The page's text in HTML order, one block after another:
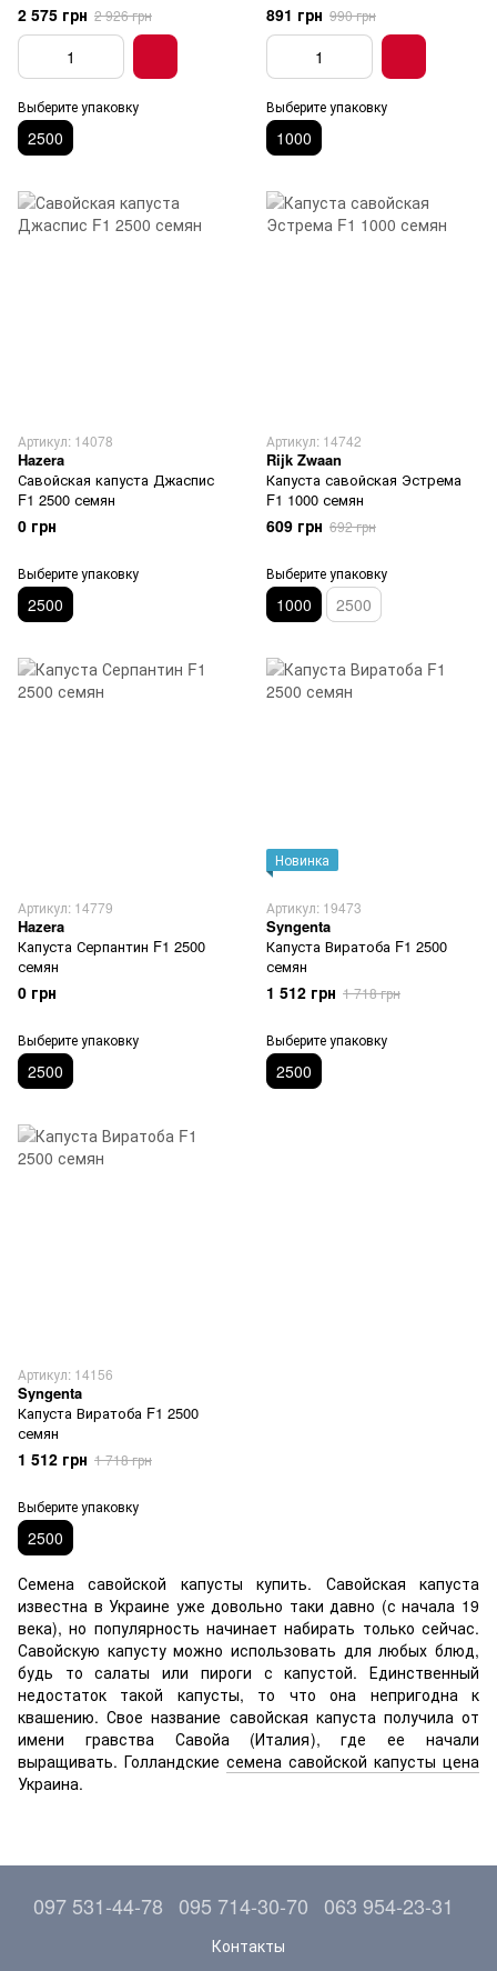
2 575 грн 2 926 грн
Выберите упаковку
2500
891 грн 990 грн
Выберите упаковку
1000
Артикул: 14078
Hazera
Савойская капуста Джаспис
F1 2500 семян
0 грн
Выберите упаковку
2500
Артикул: 14742
Rijk Zwaan
Капуста савойская Эстрема
F1 1000 семян
609 грн 692 грн
Выберите упаковку
1000 2500
Артикул: 14779
Hazera
Капуста Серпантин F1 2500
семян
0 грн
Выберите упаковку
2500
Новинка
Артикул: 19473
Syngenta
Капуста Виратоба F1 2500
семян
1 512 грн 1 718 грн
Выберите упаковку
2500
Артикул: 14156
Syngenta
Капуста Виратоба F1 2500
семян
1 512 грн 1 718 грн
Выберите упаковку
2500
Семена савойской капусты купить. Савойская капуста
известна в Украине уже довольно таки давно (с начала 19
века), но популярность начинает набирать только сейчас.
Савойскую капусту можно использовать для любых блюд,
будь то салаты или пироги с капустой. Единственный
недостаток такой капусты, то что она непригодна к
квашению. Свое название савойская капуста получила от
имени гравства Савойа (Италия), где ее начали
выращивать. Голландские семена савойской капусты цена
Украина.
097 531-44-78 095 714-30-70 063 954-23-31
Контакты